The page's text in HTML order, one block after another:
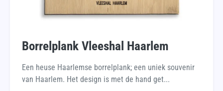
Borrelplank Vleeshal Haarlem
Een heuse Haarlemse borrelplank; een uniek souvenir
van Haarlem. Het design is met de hand get...